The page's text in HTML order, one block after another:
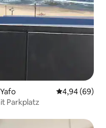
4,94 (69)
Parkplatz